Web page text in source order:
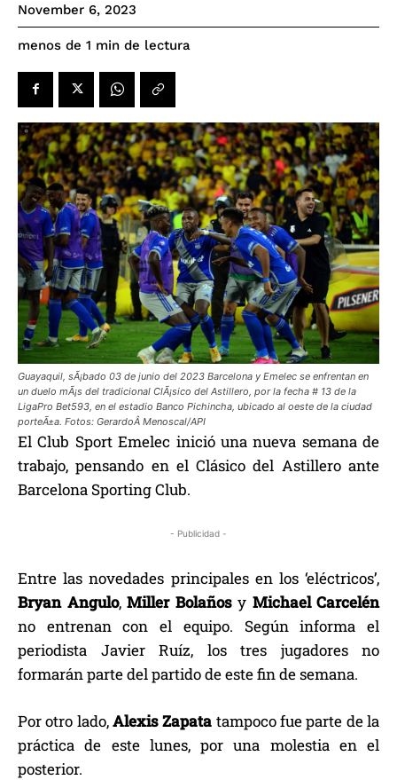
November 6, 2023
menos de 1 min de lectura
Guayaquil, sÃ¡bado 03 de junio del 2023 Barcelona y Emelec se enfrentan en
un duelo mÃ¡s del tradicional ClÃ¡sico del Astillero, por la fecha # 13 de la
LigaPro Bet593, en el estadio Banco Pichincha, ubicado al oeste de la ciudad
porteÃ±a. Fotos: GerardoÂ Menoscal/API
El Club Sport Emelec inició una nueva semana de
trabajo, pensando en el Clásico del Astillero ante
Barcelona Sporting Club.
- Publicidad -
Entre las novedades principales en los ‘eléctricos’,
Bryan Angulo, Miller Bolañosy Michael Carcelén
no entrenan con el equipo. Según informa el
periodista Javier Ruíz, los tres jugadores no
formarán parte del partido de este fin de semana.
Por otro lado,Alexis Zapata tampoco fue parte de la
práctica de este lunes, por una molestia en el
posterior.